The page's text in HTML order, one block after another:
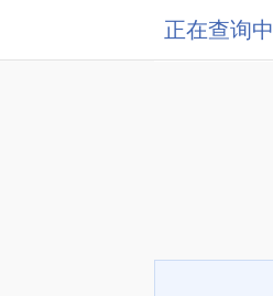
正在查询中